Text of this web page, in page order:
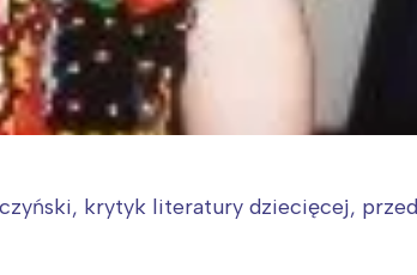
krytyk literatury dziecięcej,